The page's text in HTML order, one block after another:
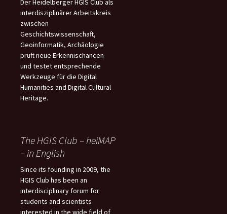
Der Heidelberger HGIS Club als
interdisziplinärer Arbeitskreis
zwischen
Geschichtswissenschaft,
Geoinformatik, Archäologie
prüft neue Erkennischancen
und testet entsprechende
Werkzeuge für die Digital
Humanities and Digital Cultural
Heritage.
The HGIS Club – heiMAP
– in English
Since its founding in 2009, the
HGIS Club has been an
interdisciplinary forum for
students and scientists
interested in the wide field of